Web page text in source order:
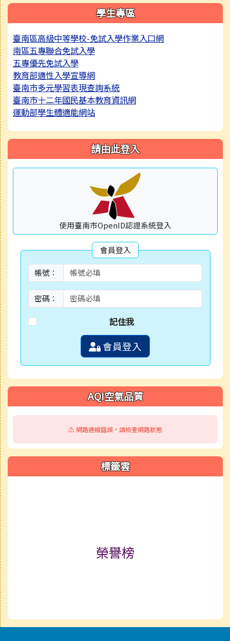
學生專區
臺南區高級中等學校-免試入學作業入口網
南區五專聯合免試入學
五專優先免試入學
教育部適性入學宣導網
臺南市多元學習表現查詢系統
臺南市十二年國民基本教育資訊網
運動部學生體適能網站
請由此登入
使用臺南市OpenID認證系統登入
會員登入
帳號：
密碼：
記住我
會員登入
AQI空氣品質
⚠️ 網路連線錯誤，請檢查網路狀態
標籤雲
榮譽榜